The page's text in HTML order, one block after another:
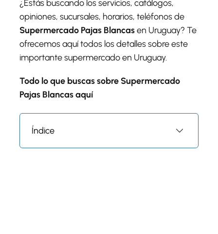
¿Estás buscando los servicios, catálogos,
opiniones, sucursales, horarios, teléfonos de
Supermercado Pajas Blancasen Uruguay? Te
ofrecemos aquí todos los detalles sobre este
importante supermercado en Uruguay.
Todo lo que buscas sobre Supermercado
Pajas Blancas aquí
Índice